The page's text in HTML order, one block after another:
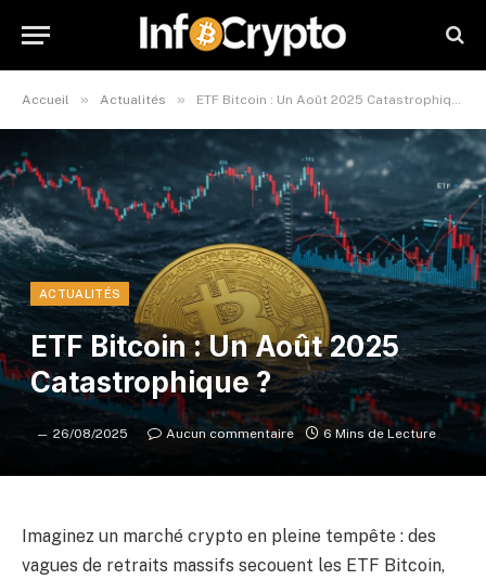
Accueil » Actualités » ETF Bitcoin : Un Août 2025 Catastrophique ?
ACTUALITÉS
ETF Bitcoin : Un Août 2025
Catastrophique ?
26/08/2025 Aucun commentaire 6 Mins de Lecture
Imaginez un marché crypto en pleine tempête : des
vagues de retraits massifs secouent les ETF Bitcoin,